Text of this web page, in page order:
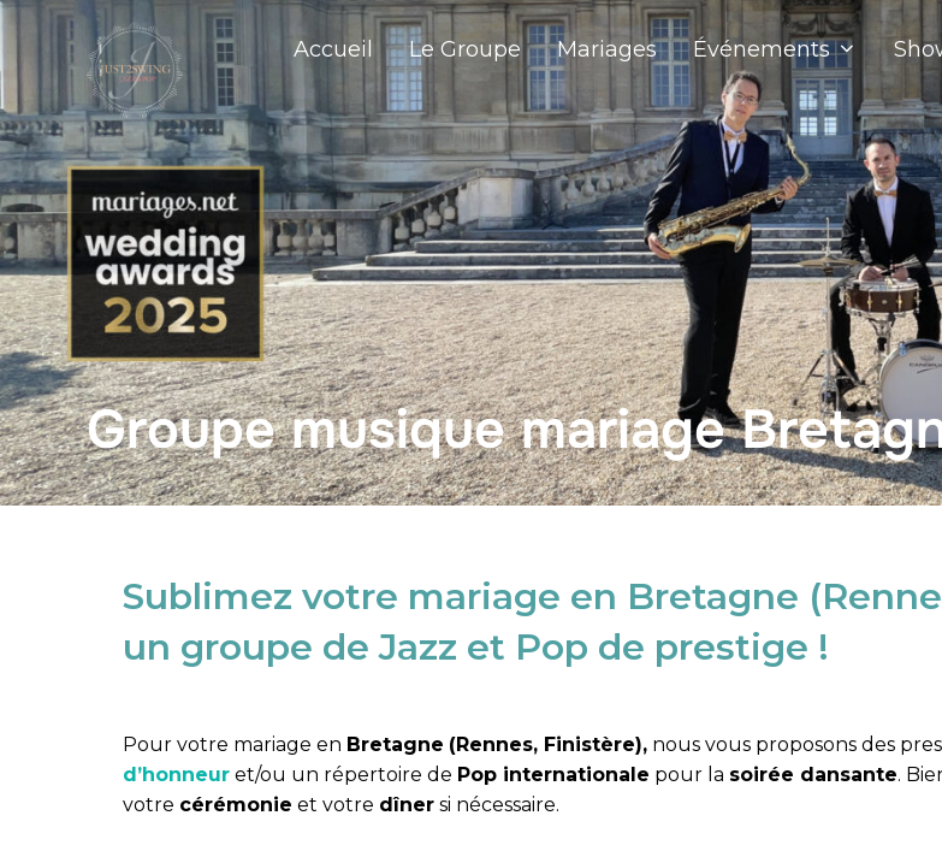
Accueil Le Groupe Mariages Événements
Groupe musique mariage
Sublimez votre mariage en Bretagne
un groupe de Jazz et Pop de prestige !
Pour votre mariage en Bretagne (Rennes, Finistère), nous vous proposons des
d’honneur et/ou un répertoire de Pop internationale pour la soirée dansante.
votre cérémonie et votre dîner si nécessaire.